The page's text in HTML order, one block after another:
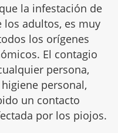
la infestación de
los adultos, es muy
los orígenes
El contagio
persona,
personal,
un contacto
por los piojos.